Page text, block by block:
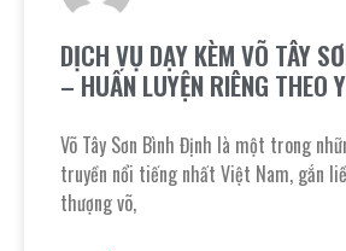
DỊCH VỤ DẠY KÈM VÕ TÂY
– HUẤN LUYỆN RIÊNG THEO
Võ Tây Sơn Bình Định là một trong
truyền nổi tiếng nhất Việt Nam, gắn
thượng võ,